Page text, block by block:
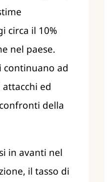
circa il 10%
nel paese.
ad
ed
della
in avanti nel
il tasso di